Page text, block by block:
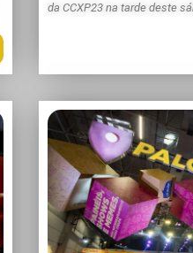
da CCXP23 na tarde deste